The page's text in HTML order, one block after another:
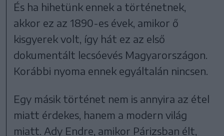
És ha hihetünk ennek a történetnek,
akkor ez az 1890-es évek, amikor ő
kisgyerek volt, így hát ez az első
dokumentált lecsóevés Magyarországon.
Korábbi nyoma ennek egyáltalán nincsen.
Egy másik történet nem is annyira az étel
miatt érdekes, hanem a modern világ
miatt. Ady Endre, amikor Párizsban élt,